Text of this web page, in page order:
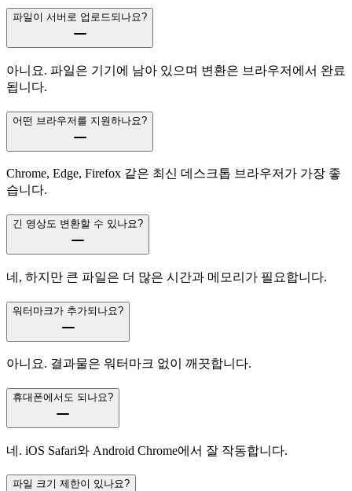
파일이 서버로 업로드되나요?
아니요. 파일은 기기에 남아 있으며 변환은 브라우저에서 완료
됩니다.
어떤 브라우저를 지원하나요?
Chrome, Edge, Firefox 같은 최신 데스크톱 브라우저가 가장 좋
습니다.
긴 영상도 변환할 수 있나요?
네, 하지만 큰 파일은 더 많은 시간과 메모리가 필요합니다.
워터마크가 추가되나요?
아니요. 결과물은 워터마크 없이 깨끗합니다.
휴대폰에서도 되나요?
네. iOS Safari와 Android Chrome에서 잘 작동합니다.
파일 크기 제한이 있나요?